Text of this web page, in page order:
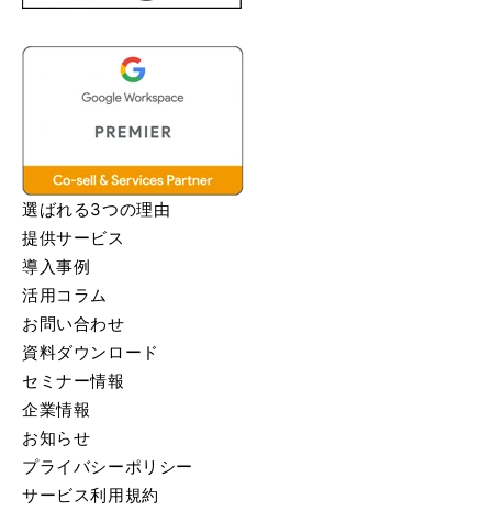
選ばれる3つの理由
提供サービス
導入事例
活用コラム
お問い合わせ
資料ダウンロード
セミナー情報
企業情報
お知らせ
プライバシーポリシー
サービス利用規約